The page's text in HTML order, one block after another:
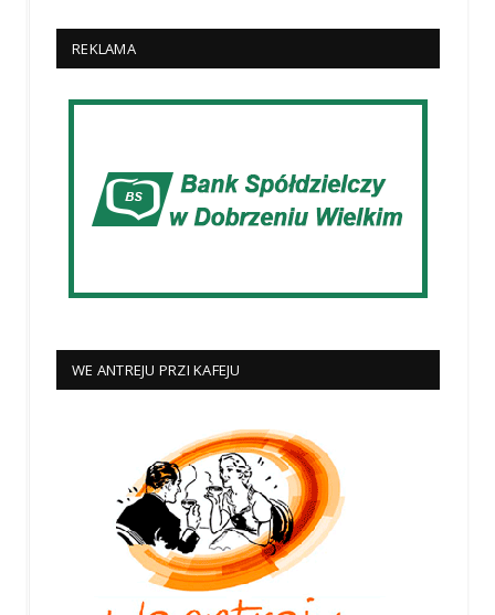
REKLAMA
WE ANTREJU PRZI KAFEJU